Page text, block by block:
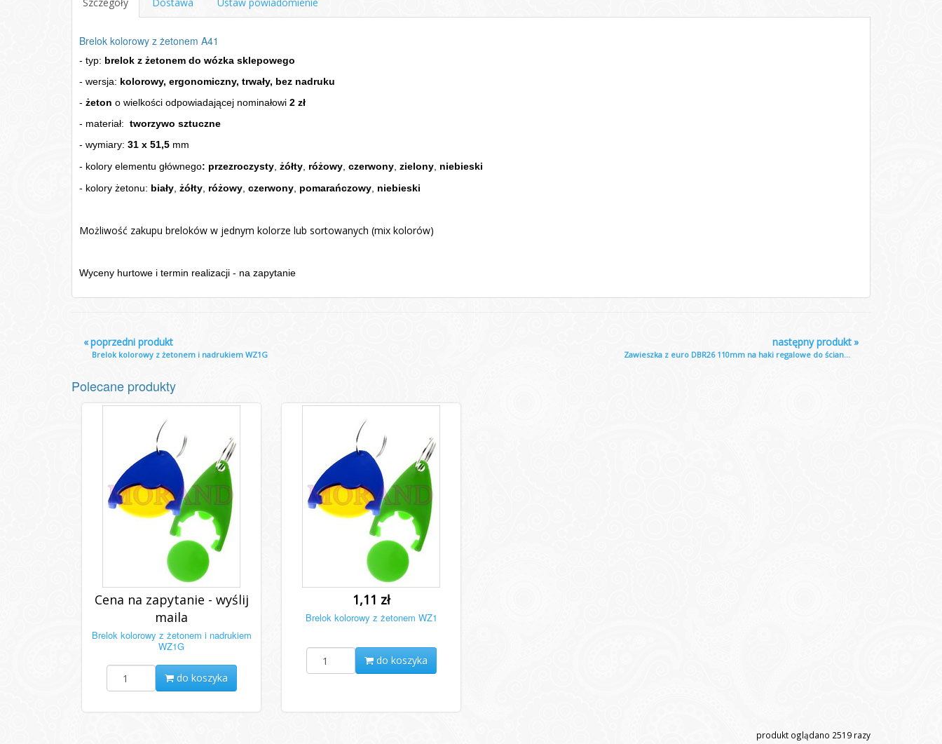
Brelok kolorowy z żetonem A41
- typ: brelok z żetonem do wózka sklepowego
- wersja: kolorowy, ergonomiczny, trwały, bez nadruku
- żeton o wielkości odpowiadającej nominałowi 2 zł
- materiał: tworzywo sztuczne
- wymiary: 31 x 51,5 mm
- kolory elementu głównego: przezroczysty żółty różowy czerwony zielony niebieski
- kolory żetonu: biały żółty różowy czerwony pomarańczowy niebieski
Możliwość zakupu breloków w jednym kolorze lub sortowanych (mix kolorów)
Wyceny hurtowe i termin realizacji - na zapytanie
«poprzedni produkt
Brelok kolorowy z żetonem i nadrukiem WZ1G
»
następny produkt
Zawieszka z euro DBR26 110mm na haki regalowe do ścian...
Polecane produkty
Cena na zapytanie - wyślij
maila
Brelok kolorowy z żetonem i nadrukiem
WZ1G
do koszyka
1,11 zł
Brelok kolorowy z żetonem WZ1
do koszyka
produkt oglądano 2519 razy